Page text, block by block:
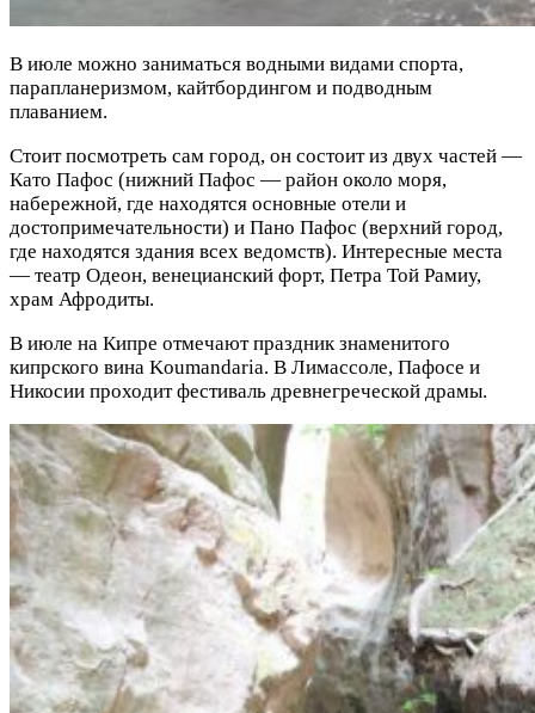
В июле можно заниматься водными видами спорта,
парапланеризмом, кайтбордингом и подводным
плаванием.
Стоит посмотреть сам город, он состоит из двух частей —
Като Пафос (нижний Пафос — район около моря,
набережной, где находятся основные отели и
достопримечательности) и Пано Пафос (верхний город,
где находятся здания всех ведомств). Интересные места
— театр Одеон, венецианский форт, Петра Той Рамиу,
храм Афродиты.
В июле на Кипре отмечают праздник знаменитого
кипрского вина Koumandaria. В Лимассоле, Пафосе и
Никосии проходит фестиваль древнегреческой драмы.